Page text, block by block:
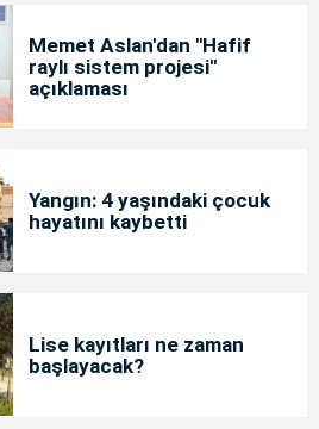
Memet Aslan'dan "Hafif
raylı sistem projesi"
açıklaması
Yangın: 4 yaşındaki çocuk
hayatını kaybetti
Lise kayıtları ne zaman
başlayacak?